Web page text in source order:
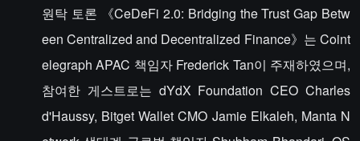
원탁 토론 《CeDeFi 2.0: Bridging the Trust Gap Betw
een Centralized and Decentralized Finance》는 Coint
elegraph APAC 책임자 Frederick Tan이 주재하였으며,
참여한 게스트로는 dYdX Foundation CEO Charles
d'Haussy, Bitget Wallet CMO Jamie Elkaleh, Manta N